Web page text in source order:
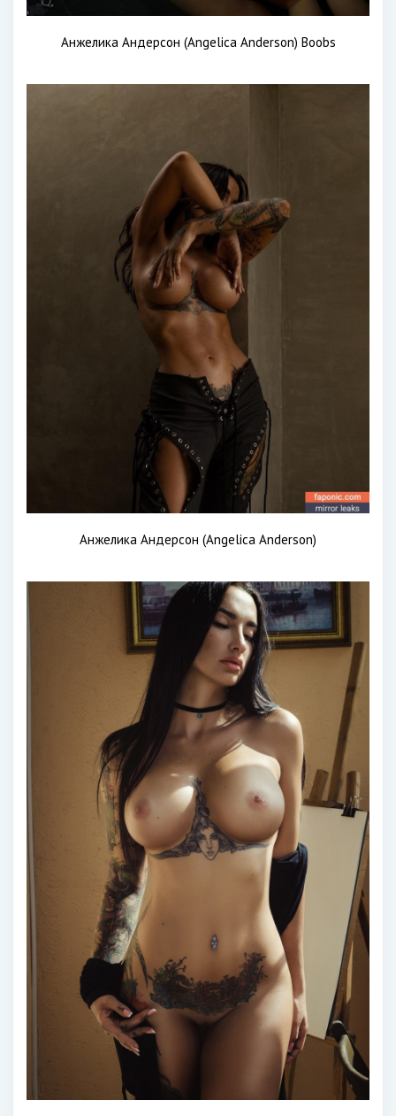
Анжелика Андерсон (Angelica Anderson) Boobs
Анжелика Андерсон (Angelica Anderson)